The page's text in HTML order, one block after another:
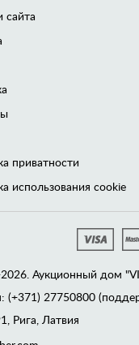
сайта
приватности
использования cookie
Аукционный дом
(+371) 27750800
Рига, Латвия